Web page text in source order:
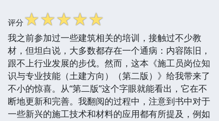
评分☆☆☆☆☆
我之前参加过一些建筑相关的培训，接触过不少教
材，但坦白说，大多数都存在一个通病：内容陈旧，
跟不上行业发展的步伐。然而，这本《施工员岗位知
识与专业技能（土建方向）（第二版）》给我带来了
不小的惊喜。从“第二版”这个字眼就能看出，它在不
断地更新和完善。我翻阅的过程中，注意到书中对于
一些新兴的施工技术和材料的应用都有所提及，例如